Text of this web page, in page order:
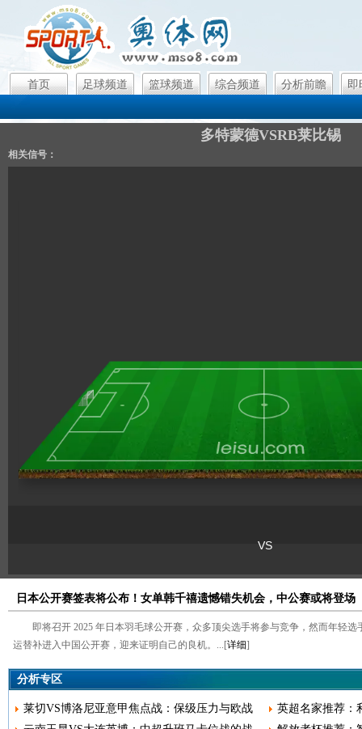
首页 足球频道 篮球频道 综合频道 分析前瞻 即
多特蒙德VSRB莱比锡
相关信号：
日本公开赛签表将公布！女单韩千禧遗憾错失机会，中公赛或将登场
即将召开 2025 年日本羽毛球公开赛，众多顶尖选手将参与竞争，然而年轻
运替补进入中国公开赛，迎来证明自己的良机。...[详细]
分析专区
莱切VS博洛尼亚意甲焦点战：保级压力与欧战
英超名家推荐：